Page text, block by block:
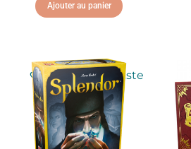
Ajouter au panier
Ajouter à ma liste
d'envies